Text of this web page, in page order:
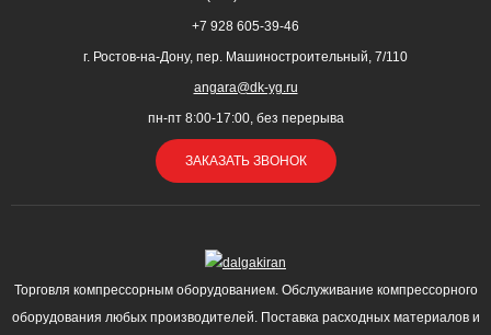
+7 928 605-39-46
г. Ростов-на-Дону, пер. Машиностроительный, 7/110
angara@dk-yg.ru
пн-пт 8:00-17:00, без перерыва
ЗАКАЗАТЬ ЗВОНОК
Торговля компрессорным оборудованием. Обслуживание компрессорного
оборудования любых производителей. Поставка расходных материалов и